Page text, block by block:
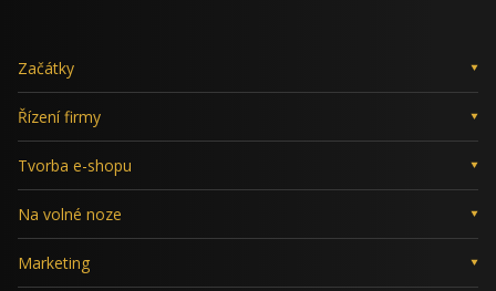
Začátky
Řízení firmy
Tvorba e-shopu
Na volné noze
Marketing